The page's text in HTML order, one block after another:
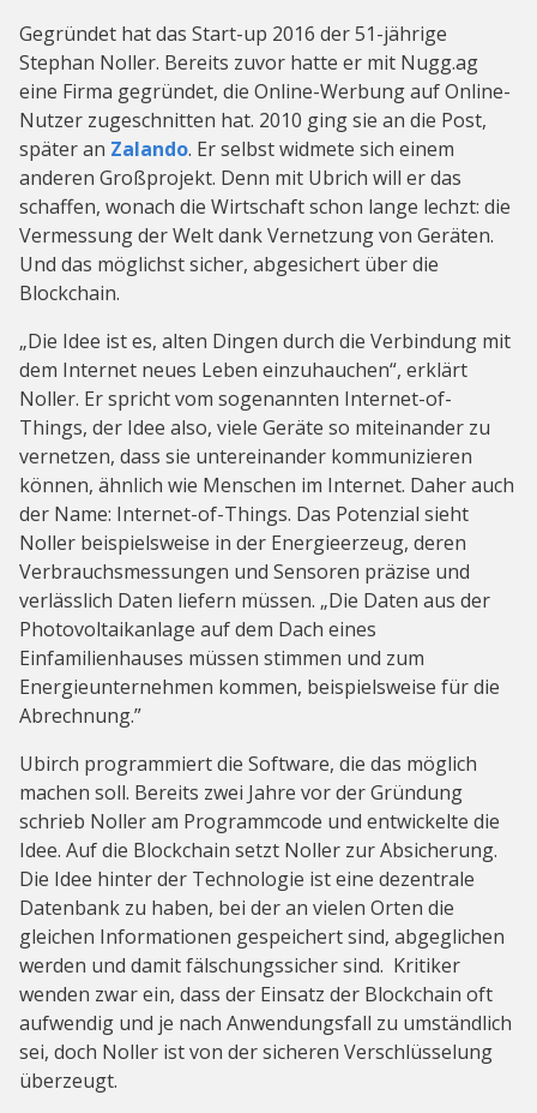
Gegründet hat das Start-up 2016 der 51-jährige
Stephan Noller. Bereits zuvor hatte er mit Nugg.ag
eine Firma gegründet, die Online-Werbung auf Online-
Nutzer zugeschnitten hat. 2010 ging sie an die Post,
später an Zalando. Er selbst widmete sich einem
anderen Großprojekt. Denn mit Ubrich will er das
schaffen, wonach die Wirtschaft schon lange lechzt: die
Vermessung der Welt dank Vernetzung von Geräten.
Und das möglichst sicher, abgesichert über die
Blockchain.
„Die Idee ist es, alten Dingen durch die Verbindung mit
dem Internet neues Leben einzuhauchen“, erklärt
Noller. Er spricht vom sogenannten Internet-of-
Things, der Idee also, viele Geräte so miteinander zu
vernetzen, dass sie untereinander kommunizieren
können, ähnlich wie Menschen im Internet. Daher auch
der Name: Internet-of-Things. Das Potenzial sieht
Noller beispielsweise in der Energieerzeug, deren
Verbrauchsmessungen und Sensoren präzise und
verlässlich Daten liefern müssen. „Die Daten aus der
Photovoltaikanlage auf dem Dach eines
Einfamilienhauses müssen stimmen und zum
Energieunternehmen kommen, beispielsweise für die
Abrechnung.”
Ubirch programmiert die Software, die das möglich
machen soll. Bereits zwei Jahre vor der Gründung
schrieb Noller am Programmcode und entwickelte die
Idee. Auf die Blockchain setzt Noller zur Absicherung.
Die Idee hinter der Technologie ist eine dezentrale
Datenbank zu haben, bei der an vielen Orten die
gleichen Informationen gespeichert sind, abgeglichen
werden und damit fälschungssicher sind. Kritiker
wenden zwar ein, dass der Einsatz der Blockchain oft
aufwendig und je nach Anwendungsfall zu umständlich
sei, doch Noller ist von der sicheren Verschlüsselung
überzeugt.